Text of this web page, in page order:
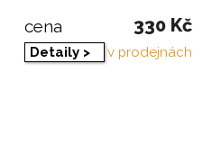
cena 330 Kč
Detaily > v prodejnách